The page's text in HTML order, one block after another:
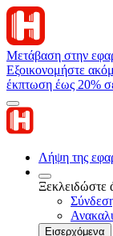
Μετάβαση στην
Εξοικονομήστε
έκπτωση έως 20%
Λήψη της
Ξεκλειδώστε
Εισερχόμενα